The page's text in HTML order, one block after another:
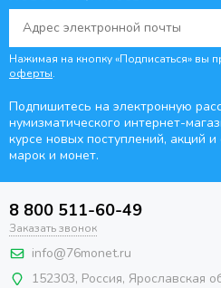
Нажимая на кнопку «Подписаться» вы
оферты.
Подпишитесь на электронную
нумизматического интернет-
курсе новых поступлений, акций и
марок и монет.
8 800 511-60-49
Заказать звонок
info@76monet.ru
152303, Россия, Ярославская